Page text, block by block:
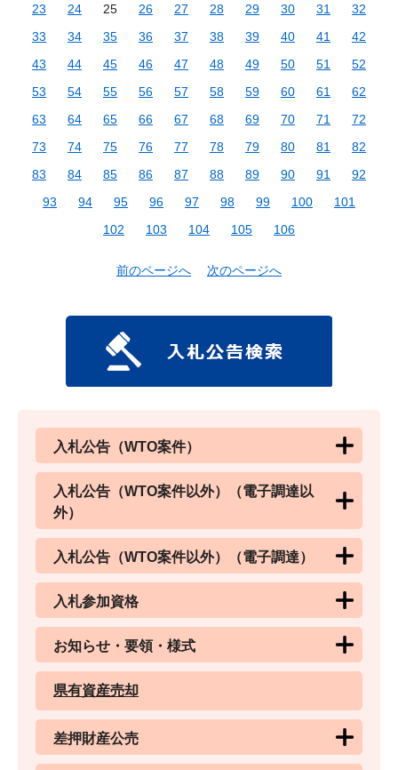
23
24 25 26 27 28 29 30 31
32
33
34 35 36 37 38 39 40 41
42
43
44 45 46 47 48 49 50 51
52
53
54 55 56 57 58 59 60 61
62
63
64 65 66 67 68 69 70 71
72
73
74 75 76 77 78 79 80 81
82
83
84 85 86 87 88 89 90 91
92
93
94 95 96 97 98 99 100
101
102
103 104 105 106
前のページへ 次のページへ
入札公告（WTO案件）
入札公告（WTO案件以外）（電子調達以
外）
入札公告（WTO案件以外）（電子調達）
入札参加資格
お知らせ・要領・様式
県有資産売却
差押財産公売